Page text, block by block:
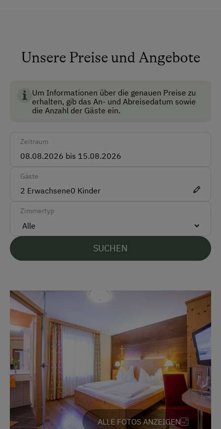
Rezeption
Anfahrtsmöglichkeiten
Auto
Taxi
Akzeptierte Zahlungsmittel
Barzahlung
Check
EC-Karte / Bankomatkarte (Maestro)
Überweisung / SEPA
Vor Ort gesprochene Sprachen
Deutsch
Englisch
Parken
Kostenlose Parkplätze
Unsere Preise und Angebote
Um Informationen über die genauen Preise zu
erhalten, gib das An- und Abreisedatum sowie
die Anzahl der Gäste ein.
Zeitraum
Gäste
2 Erwachsene0 Kinder
Zimmertyp
SUCHEN
ALLE FOTOS ANZEIGEN